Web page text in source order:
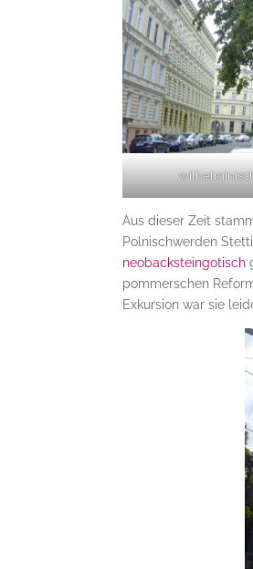
Aus dieser Zeit
Polnischwerden
neobacksteingotisch
pommerschen
Exkursion war sie